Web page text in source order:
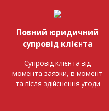
Повний юридичний
супровід клієнта
Супровід клієнта від
момента заявки, в момент
та після здійснення угоди